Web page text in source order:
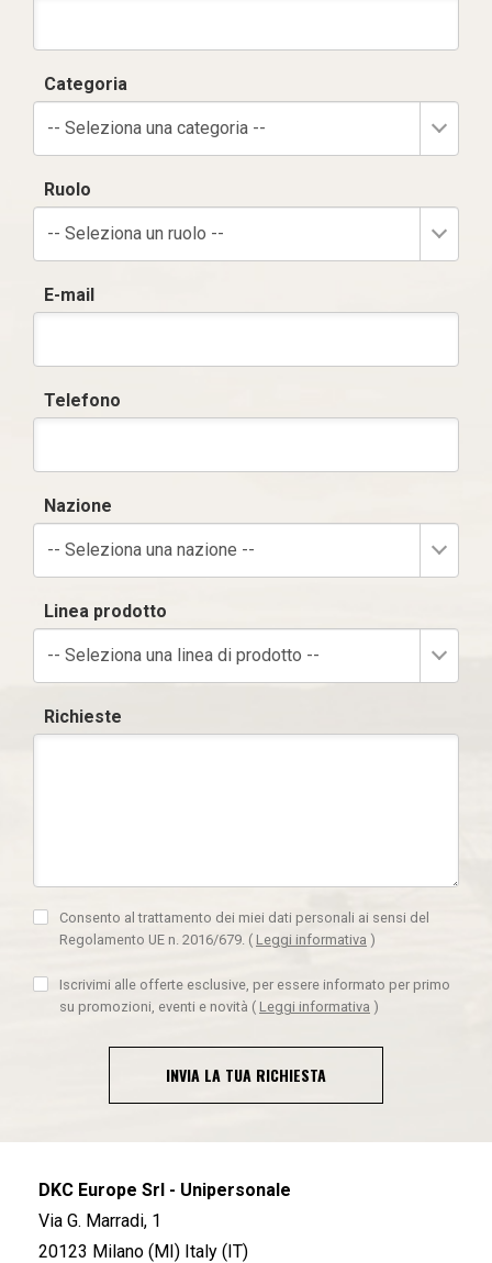
Categoria
-- Seleziona una categoria --
Ruolo
-- Seleziona un ruolo --
E-mail
Telefono
Nazione
-- Seleziona una nazione --
Linea prodotto
-- Seleziona una linea di prodotto --
Richieste
Consento al trattamento dei miei dati personali ai sensi del
Regolamento UE n. 2016/679. ( Leggi informativa )
Iscrivimi alle offerte esclusive, per essere informato per primo
su promozioni, eventi e novità ( Leggi informativa )
INVIA LA TUA RICHIESTA
DKC Europe Srl - Unipersonale
Via G. Marradi, 1
20123 Milano (MI) Italy (IT)